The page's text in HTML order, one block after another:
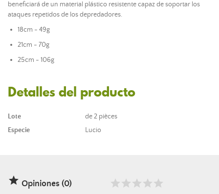
beneficiará de un material plástico resistente capaz de soportar los
ataques repetidos de los depredadores.
18cm - 49g
21cm - 70g
25cm - 106g
Detalles del producto
Lote
de 2 pièces
Especie
Lucio
 Opiniones (0)